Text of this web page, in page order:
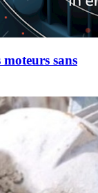
sans